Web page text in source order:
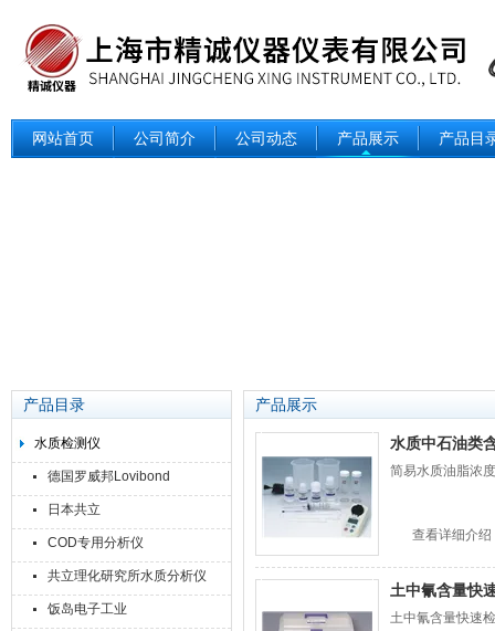
上海精诚兴仪器仪表有限公司
网站首页 公司简介 公司动态 产品展示 产品目
产品目录
水质检测仪
德国罗威邦Lovibond
日本共立
COD专用分析仪
共立理化研究所水质分析仪
饭岛电子工业
产品展示
水质中石油类
简易水质油脂浓
查看详细介绍
土中氰含量快
土中氰含量快速